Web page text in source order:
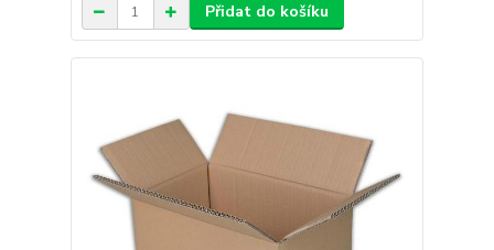
Přidat do košíku